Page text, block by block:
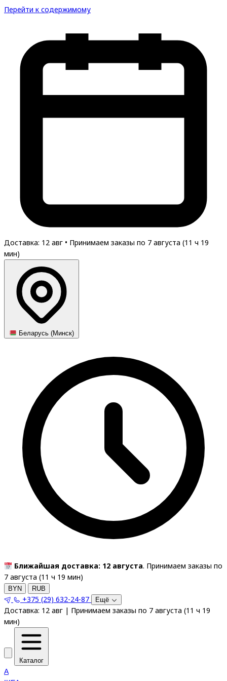
Перейти к содержимому
Доставка: 12 авг • Принимаем заказы по 7 августа (11 ч 19
мин)
Беларусь (Минск)
Ближайшая доставка: 12 августа. Принимаем заказы по
7 августа (11 ч 19 мин)
BYN RUB
+375 (29) 632-24-87 Ещё
Доставка: 12 авг | Принимаем заказы по 7 августа (11 ч 19
мин)
Каталог
A